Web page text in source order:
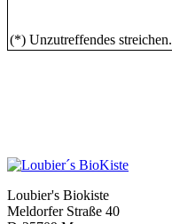
(*) Unzutreffendes streichen.
Loubier's Biokiste
Meldorfer Straße 40